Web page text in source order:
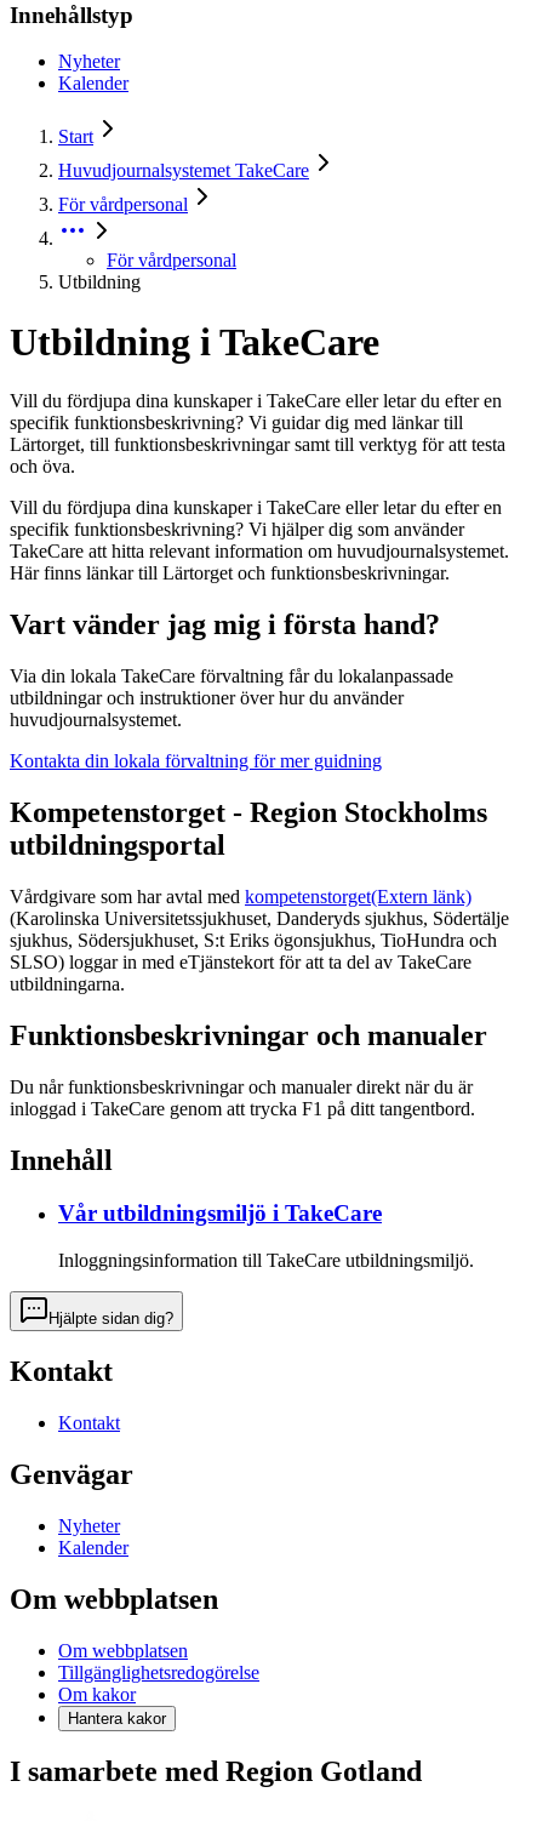
Innehållstyp
Nyheter
Kalender
Start
Huvudjournalsystemet TakeCare
För vårdpersonal
För vårdpersonal
Utbildning
Utbildning i TakeCare
Vill du fördjupa dina kunskaper i TakeCare eller letar du efter en
specifik funktionsbeskrivning? Vi guidar dig med länkar till
Lärtorget, till funktionsbeskrivningar samt till verktyg för att testa
och öva.
Vill du fördjupa dina kunskaper i TakeCare eller letar du efter en
specifik funktionsbeskrivning? Vi hjälper dig som använder
TakeCare att hitta relevant information om huvudjournalsystemet.
Här finns länkar till Lärtorget och funktionsbeskrivningar.
Vart vänder jag mig i första hand?
Via din lokala TakeCare förvaltning får du lokalanpassade
utbildningar och instruktioner över hur du använder
huvudjournalsystemet.
Kontakta din lokala förvaltning för mer guidning
Kompetenstorget - Region Stockholms
utbildningsportal
Vårdgivare som har avtal med kompetenstorget(Extern länk)
(Karolinska Universitetssjukhuset, Danderyds sjukhus, Södertälje
sjukhus, Södersjukhuset, S:t Eriks ögonsjukhus, TioHundra och
SLSO) loggar in med eTjänstekort för att ta del av TakeCare
utbildningarna.
Funktionsbeskrivningar och manualer
Du når funktionsbeskrivningar och manualer direkt när du är
inloggad i TakeCare genom att trycka F1 på ditt tangentbord.
Innehåll
Vår utbildningsmiljö i TakeCare
Inloggningsinformation till TakeCare utbildningsmiljö.
Hjälpte sidan dig?
Kontakt
Kontakt
Genvägar
Nyheter
Kalender
Om webbplatsen
Om webbplatsen
Tillgänglighetsredogörelse
Om kakor
Hantera kakor
I samarbete med Region Gotland